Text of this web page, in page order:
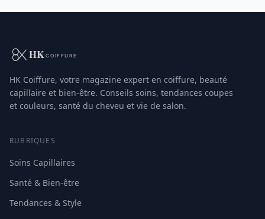
HK Coiffure, votre magazine expert en coiffure, beauté
capillaire et bien-être. Conseils soins, tendances coupes
et couleurs, santé du cheveu et vie de salon.
RUBRIQUES
Soins Capillaires
Santé & Bien-être
Tendances & Style